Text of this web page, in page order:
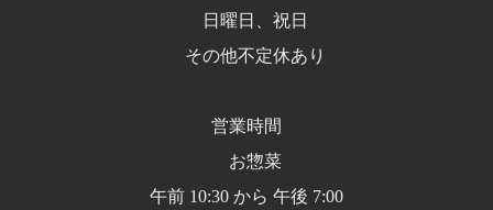
日曜日、祝日
その他不定休あり
営業時間
お惣菜
午前 10:30 から 午後 7:00